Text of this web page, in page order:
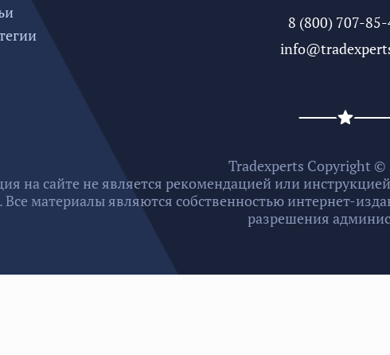
8 (800) 707-
Tradexperts Copyright ©
на сайте не является рекомендацией или
материалы являются собственностью интернет-
разрешения